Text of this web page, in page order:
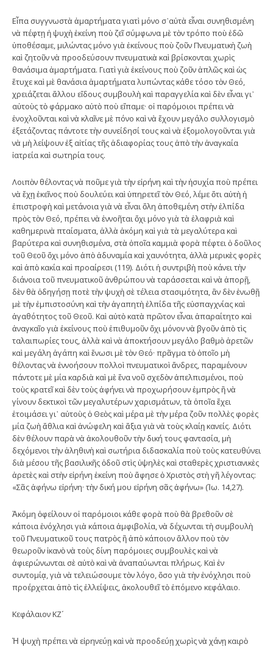
Εἶπα συγγνωστὰ ἁμαρτήματα γιατὶ μόνο σ᾿αὐτὰ εἶναι συνηθισμένη
νὰ πέφτῃ ἡ ψυχὴ ἐκείνη ποὺ ζεῖ σύμφωνα μὲ τὸν τρόπο ποὺ ἐδῶ
ὑποθέσαμε, μιλώντας μόνο γιὰ ἐκείνους ποὺ ζοῦν Πνευματικὴ ζωὴ
καὶ ζητοῦν νὰ προοδεύσουν πνευματικὰ καὶ βρίσκονται χωρὶς
θανάσιμα ἁμαρτήματα. Γιατὶ γιὰ ἐκείνους ποὺ ζοῦν ἁπλῶς καὶ ὡς
ἔτυχε καὶ μὲ θανάσια ἁμαρτήματα λυπώντας κάθε τόσο τὸν Θεό,
χρειάζεται ἄλλου εἴδους συμβουλὴ καὶ παραγγελία καὶ δὲν εἶναι γι᾿
αὐτοὺς τὸ φάρμακο αὐτὸ ποὺ εἴπαμε· οἱ παρόμοιοι πρέπει νὰ
ἐνοχλοῦνται καὶ νὰ κλαῖνε μὲ πόνο καὶ νὰ ἔχουν μεγάλο συλλογισμὸ
ἐξετάζοντας πάντοτε τὴν συνείδησί τους καὶ νὰ ἐξομολογοῦνται γιὰ
νὰ μὴ λείψουν ἐξ αἰτίας τῆς ἀδιαφορίας τους ἀπὸ τὴν ἀναγκαία
ἰατρεία καὶ σωτηρία τους.
Λοιπὸν θέλοντας νὰ ποῦμε γιὰ τὴν εἰρήνη καὶ τὴν ἡσυχία ποὺ πρέπει
νὰ ἔχῃ ἐκεῖνος ποὺ δουλεύει καὶ ὑπηρετεῖ τὸν Θεό, λέμε ὅτι αὐτὴ ἡ
ἐπιστροφὴ καὶ μετάνοια γιὰ νὰ εἶναι ὅλη ἀποθεμένη στὴν ἐλπίδα
πρὸς τὸν Θεό, πρέπει νὰ ἐννοῆται ὄχι μόνο γιὰ τὰ ἐλαφριὰ καὶ
καθημερινὰ πταίσματα, ἀλλὰ ἀκόμη καὶ γιὰ τὰ μεγαλύτερα καὶ
βαρύτερα καὶ συνηθισμένα, στὰ ὁποῖα καμμιὰ φορὰ πέφτει ὁ δοῦλος
τοῦ Θεοῦ ὄχι μόνο ἀπὸ ἀδυναμία καὶ χαυνότητα, ἀλλὰ μερικὲς φορὲς
καὶ ἀπὸ κακία καὶ προαίρεσι (119). Διότι ἡ συντριβὴ ποὺ κάνει τὴν
διάνοια τοῦ πνευματικοῦ ἀνθρώπου νὰ ταράσσεται καὶ νὰ ἀπορῇ,
δὲν θὰ ὁδηγήσῃ ποτὲ τὴν ψυχὴ σὲ τέλεια στασιμότητα, ἂν δὲν ἑνωθῇ
μὲ τὴν ἐμπιστοσύνη καὶ τὴν ἀγαπητὴ ἐλπίδα τῆς εὐσπαγχνίας καὶ
ἀγαθότητος τοῦ Θεοῦ. Καὶ αὐτὸ κατὰ πρῶτον εἶναι ἀπαραίτητο καὶ
ἀναγκαῖο γιὰ ἐκείνους ποὺ ἐπιθυμοῦν ὄχι μόνον νὰ βγοῦν ἀπὸ τὶς
ταλαιπωρίες τους, ἀλλὰ καὶ νὰ ἀποκτήσουν μεγάλο βαθμὸ ἀρετῶν
καὶ μεγάλη ἀγάπη καὶ ἕνωσι μὲ τὸν Θεό· πρᾶγμα τὸ ὁποῖο μὴ
θέλοντας νὰ ἐννοήσουν πολλοὶ πνευματικοὶ ἄνδρες, παραμένουν
πάντοτε μὲ μία καρδιὰ καὶ μὲ ἕνα νοῦ σχεδὸν ἀπελπισμένοι, ποὺ
τοὺς κρατεῖ καὶ δὲν τοὺς ἀφήνει νὰ προχωρήσουν ἐμπρὸς ἢ νὰ
γίνουν δεκτικοὶ τῶν μεγαλυτέρων χαρισμάτων, τὰ ὁποῖα ἔχει
ἑτοιμάσει γι᾿ αὐτοὺς ὁ Θεὸς καὶ μέρα μὲ τὴν μέρα ζοῦν πολλὲς φορὲς
μία ζωὴ ἄθλια καὶ ἀνώφελη καὶ ἄξια γιὰ νὰ τοὺς κλαίῃ κανείς. Διότι
δὲν θέλουν παρὰ νὰ ἀκολουθοῦν τὴν δική τους φαντασία, μὴ
δεχόμενοι τὴν ἀληθινὴ καὶ σωτήρια διδασκαλία ποὺ τοὺς κατευθύνει
διὰ μέσου τῆς βασιλικῆς ὁδοῦ στὶς ὑψηλὲς καὶ σταθερὲς χριστιανικὲς
ἀρετὲς καὶ στὴν εἰρήνη ἐκείνη ποὺ ἄφησε ὁ Χριστὸς στὴ γῆ λέγοντας:
«Σᾶς ἀφήνω εἰρήνη· τὴν δική μου εἰρήνη σᾶς ἀφήνω» (Ἰω. 14,27).
Ἀκόμη ὀφείλουν οἱ παρόμοιοι κάθε φορὰ ποὺ θὰ βρεθοῦν σὲ
κάποια ἐνόχλησι γιὰ κάποια ἀμφιβολία, νὰ δέχωνται τὴ συμβουλὴ
τοῦ Πνευματικοῦ τους πατρὸς ἢ ἀπὸ κάποιον ἄλλον ποὺ τὸν
θεωροῦν ἱκανὸ νὰ τοὺς δίνη παρόμοιες συμβουλὲς καὶ νὰ
ἀφιερώνωνται σὲ αὐτὸ καὶ νὰ ἀναπαύωνται πλήρως. Καὶ ἐν
συντομίᾳ, γιὰ νὰ τελειώσουμε τὸν λόγο, ὅσο γιὰ τὴν ἐνόχλησι ποὺ
προέρχεται ἀπὸ τὶς ἐλλείψεις, ἀκολουθεῖ τὸ ἑπόμενο κεφάλαιο.
Κεφάλαιον ΚΖ´
Ἡ ψυχὴ πρέπει νὰ εἰρηνεύῃ καὶ νὰ προοδεύῃ χωρὶς νὰ χάνῃ καιρὸ